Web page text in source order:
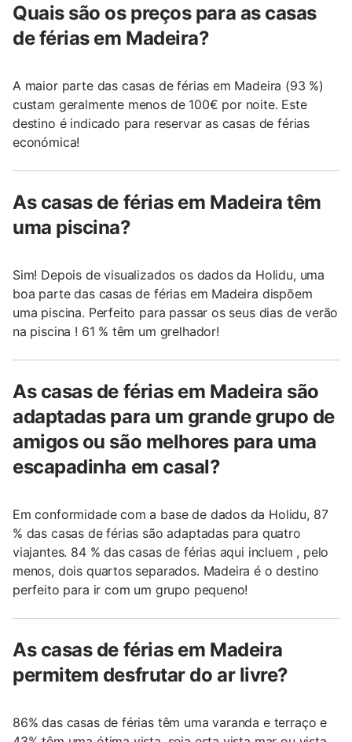
Quais são os preços para as casas
de férias em Madeira?
A maior parte das casas de férias em Madeira (93 %)
custam geralmente menos de 100€ por noite. Este
destino é indicado para reservar as casas de férias
económica!
As casas de férias em Madeira têm
uma piscina?
Sim! Depois de visualizados os dados da Holidu, uma
boa parte das casas de férias em Madeira dispõem
uma piscina. Perfeito para passar os seus dias de verão
na piscina ! 61 % têm um grelhador!
As casas de férias em Madeira são
adaptadas para um grande grupo de
amigos ou são melhores para uma
escapadinha em casal?
Em conformidade com a base de dados da Holidu, 87
% das casas de férias são adaptadas para quatro
viajantes. 84 % das casas de férias aqui incluem , pelo
menos, dois quartos separados. Madeira é o destino
perfeito para ir com um grupo pequeno!
As casas de férias em Madeira
permitem desfrutar do ar livre?
86% das casas de férias têm uma varanda e terraço e